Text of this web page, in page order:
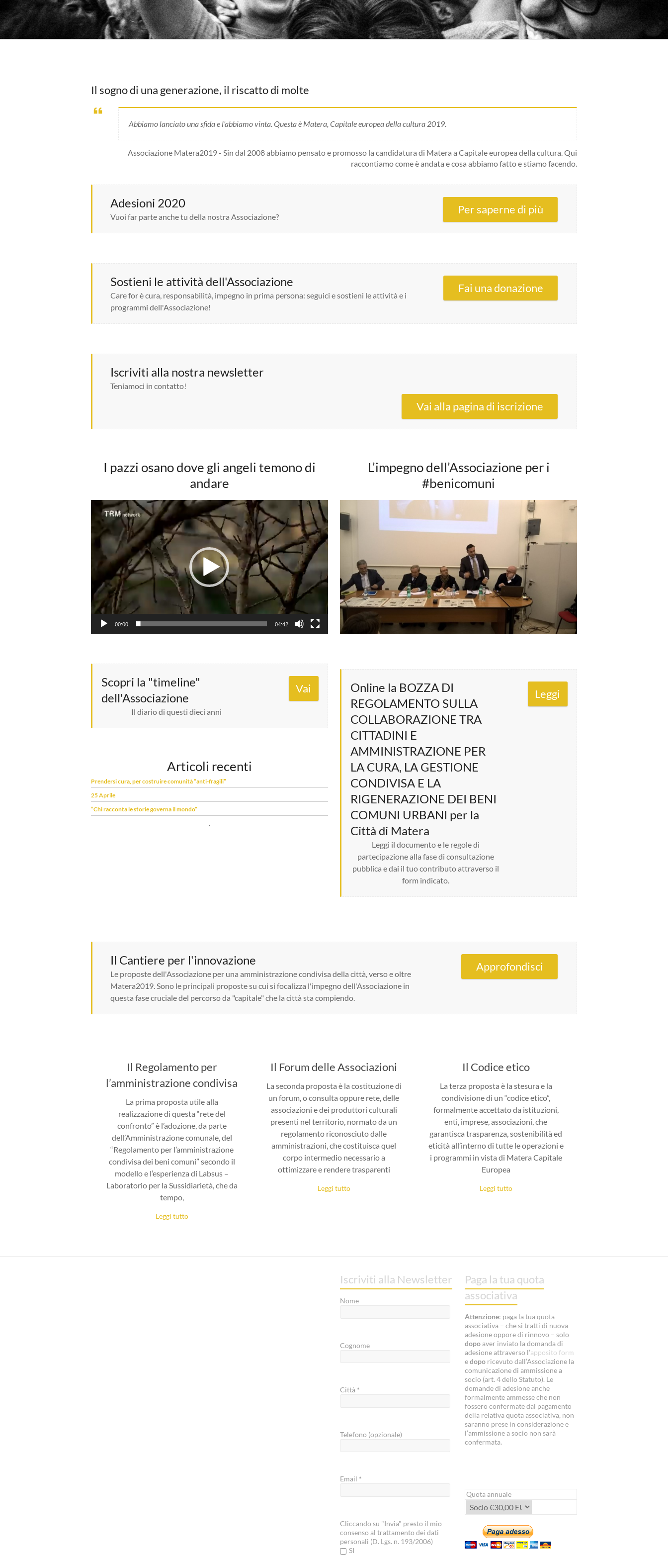
Il sogno di una generazione, il riscatto di molte
Abbiamo lanciato una sfida e l'abbiamo vinta. Questa è Matera, Capitale europea della cultura 2019.
Associazione Matera2019 - Sin dal 2008 abbiamo pensato e promosso la candidatura di Matera a Capitale europea della cultura. Qui
raccontiamo come è andata e cosa abbiamo fatto e stiamo facendo.
Adesioni 2020
Vuoi far parte anche tu della nostra Associazione?
Per saperne di più
Sostieni le attività dell'Associazione
Care for è cura, responsabilità, impegno in prima persona: seguici e sostieni le attività e i
programmi dell'Associazione!
Fai una donazione
Iscriviti alla nostra newsletter
Teniamoci in contatto!
Vai alla pagina di iscrizione
I pazzi osano dove gli angeli temono di
andare
Video
Player
00:00 04:42
Scopri la "timeline"
dell'Associazione
Il diario di questi dieci anni
Vai
Articoli recenti
Prendersi cura, per costruire comunità “anti-fragili”
25 Aprile
“Chi racconta le storie governa il mondo”
.
L’impegno dell’Associazione per i
#benicomuni
Online la BOZZA DI
REGOLAMENTO SULLA
COLLABORAZIONE TRA
CITTADINI E
AMMINISTRAZIONE PER
LA CURA, LA GESTIONE
CONDIVISA E LA
RIGENERAZIONE DEI BENI
COMUNI URBANI per la
Città di Matera
Leggi il documento e le regole di
partecipazione alla fase di consultazione
pubblica e dai il tuo contributo attraverso il
form indicato.
Leggi
Il Cantiere per l'innovazione
Le proposte dell'Associazione per una amministrazione condivisa della città, verso e oltre
Matera2019. Sono le principali proposte su cui si focalizza l'impegno dell'Associazione in
questa fase cruciale del percorso da "capitale" che la città sta compiendo.
Approfondisci
Il Regolamento per
l’amministrazione condivisa
La prima proposta utile alla
realizzazione di questa “rete del
confronto” è l’adozione, da parte
dell’Amministrazione comunale, del
“Regolamento per l’amministrazione
condivisa dei beni comuni” secondo il
modello e l’esperienza di Labsus –
Laboratorio per la Sussidiarietà, che da
tempo,
Leggi tutto
Il Forum delle Associazioni
La seconda proposta è la costituzione di
un forum, o consulta oppure rete, delle
associazioni e dei produttori culturali
presenti nel territorio, normato da un
regolamento riconosciuto dalle
amministrazioni, che costituisca quel
corpo intermedio necessario a
ottimizzare e rendere trasparenti
Leggi tutto
Il Codice etico
La terza proposta è la stesura e la
condivisione di un “codice etico”,
formalmente accettato da istituzioni,
enti, imprese, associazioni, che
garantisca trasparenza, sostenibilità ed
eticità all’interno di tutte le operazioni e
i programmi in vista di Matera Capitale
Europea
Leggi tutto
Iscriviti alla Newsletter
Nome
Cognome
Città*
Telefono (opzionale)
Email *
Cliccando su "Invia" presto il mio
consenso al trattamento dei dati
personali (D. Lgs. n. 193/2006)
SI
Paga la tua quota
associativa
Attenzione: paga la tua quota
associativa – che si tratti di nuova
adesione oppore di rinnovo – solo
dopoaver inviato la domanda di
adesione attraverso l’apposito form
edoporicevuto dall’Associazione la
comunicazione di ammissione a
socio (art. 4 dello Statuto). Le
domande di adesione anche
formalmente ammesse che non
fossero confermate dal pagamento
della relativa quota associativa, non
saranno prese in considerazione e
l’ammissione a socio non sarà
confermata.
Quota annuale